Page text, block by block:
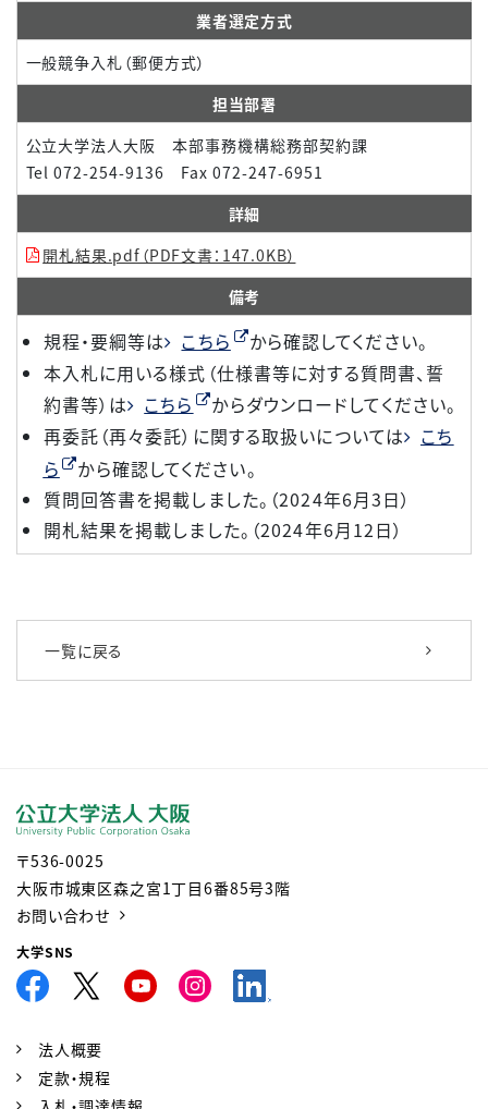
業者選定方式
一般競争入札（郵便方式）
担当部署
公立大学法人大阪 本部事務機構総務部契約課
Tel 072-254-9136 Fax 072-247-6951
詳細
開札結果.pdf（PDF文書：147.0KB）
備考
規程・要綱等は こちら
から確認してください。
本入札に用いる様式（仕様書等に対する質問書、誓
約書等）は
こちら
からダウンロードしてください。
再委託（再々委託）に関する取扱いについては
こち
ら
から確認してください。
質問回答書を掲載しました。（2024年6月3日）
開札結果を掲載しました。（2024年6月12日）
一覧に戻る
〒536-0025
大阪市城東区森之宮1丁目6番85号3階
お問い合わせ
大学SNS
法人概要
定款・規程